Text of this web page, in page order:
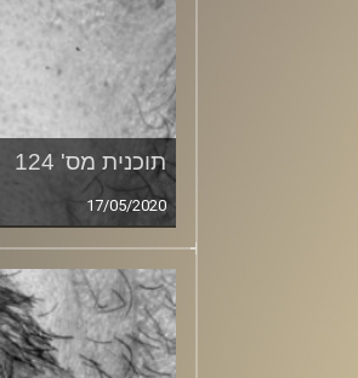
תוכנית מס' 124
17/05/2020